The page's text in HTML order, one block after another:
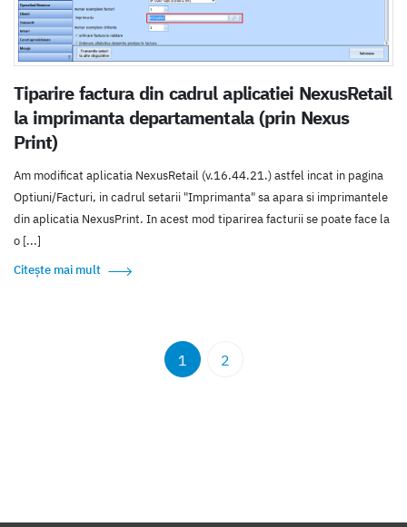
Tiparire factura din cadrul aplicatiei NexusRetail
la imprimanta departamentala (prin Nexus
Print)
Am modificat aplicatia NexusRetail (v.16.44.21.) astfel incat in pagina
Optiuni/Facturi, in cadrul setarii "Imprimanta" sa apara si imprimantele
din aplicatia NexusPrint. In acest mod tiparirea facturii se poate face la
o [...]
Citește mai mult
1 2